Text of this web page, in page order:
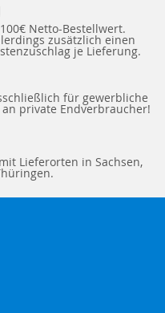
Netto-Bestellwert.
zusätzlich einen
je Lieferung.
für gewerbliche
private Endverbraucher!
Lieferorten in Sachsen,